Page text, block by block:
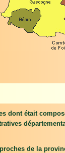
dont était
de la